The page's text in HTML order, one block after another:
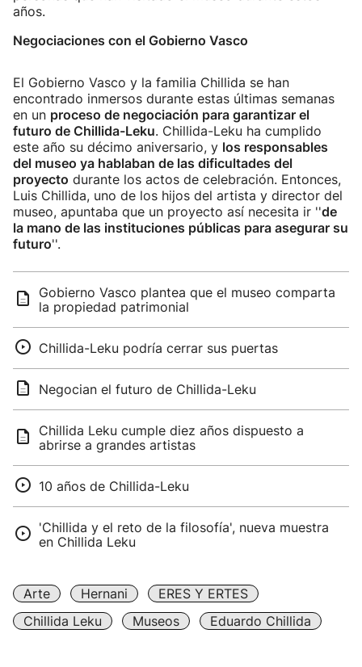
años.
Negociaciones con el Gobierno Vasco
El Gobierno Vasco y la familia Chillida se han
encontrado inmersos durante estas últimas semanas
en un proceso de negociación para garantizar el
futuro de Chillida-Leku. Chillida-Leku ha cumplido
este año su décimo aniversario, y los responsables
del museo ya hablaban de las dificultades del
proyecto durante los actos de celebración. Entonces,
Luis Chillida, uno de los hijos del artista y director del
museo, apuntaba que un proyecto así necesita ir ''de
la mano de las instituciones públicas para asegurar su
futuro''.
Gobierno Vasco plantea que el museo comparta
la propiedad patrimonial
Chillida-Leku podría cerrar sus puertas
Negocian el futuro de Chillida-Leku
Chillida Leku cumple diez años dispuesto a
abrirse a grandes artistas
10 años de Chillida-Leku
'Chillida y el reto de la filosofía', nueva muestra
en Chillida Leku
Arte Hernani
ERES Y ERTES
Chillida Leku
Museos Eduardo Chillida